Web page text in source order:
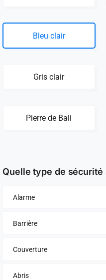
Bleu clair
Gris clair
Pierre de Bali
Quelle type de sécurité
Alarme
Barrière
Couverture
Abris